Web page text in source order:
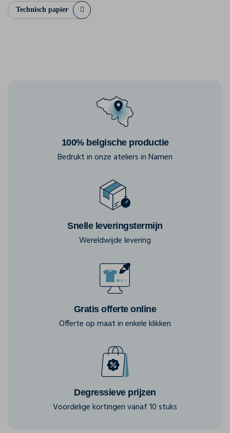
Technisch papier
100% belgische productie
Bedrukt in onze ateliers in Namen
Snelle leveringstermijn
Wereldwijde levering
Gratis offerte online
Offerte op maat in enkele klikken
Degressieve prijzen
Voordelige kortingen vanaf 10 stuks